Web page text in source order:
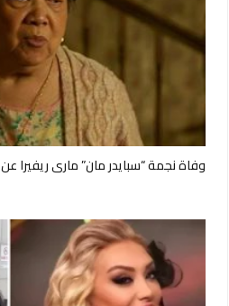
وفاة نجمة “سبايدر مان” ماري ريفيرا عن 82 عامًا